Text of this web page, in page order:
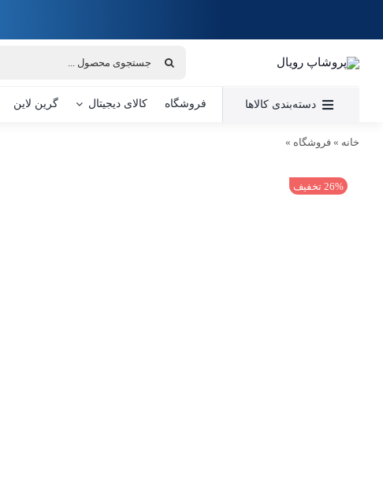
دسته‌بندی کالاها فروشگاه کالای دیجیتال گرین لاین
خانه » فروشگاه »
26% تخفیف